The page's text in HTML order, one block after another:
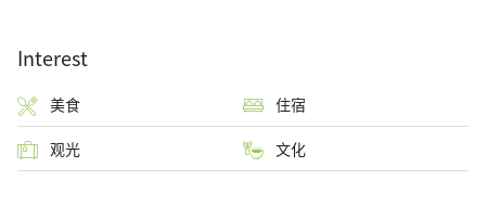
Interest
美食 住宿
观光 文化